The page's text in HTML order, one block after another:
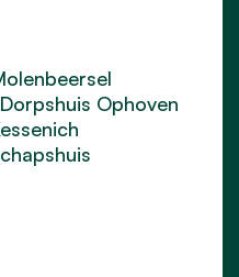
Ophoven